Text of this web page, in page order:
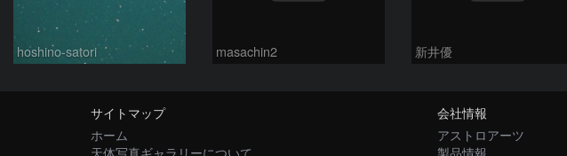
hoshino-satori masachin2 新井優
サイトマップ
ホーム
天体写真ギャラリーについて
会社情報
アストロアーツ
製品情報